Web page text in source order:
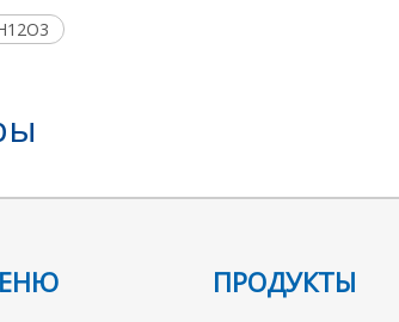
ПРОДУКТЫ